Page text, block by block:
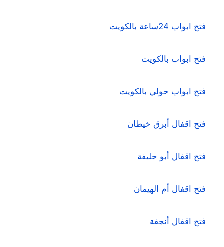
فتح ابواب 24ساعة بالكويت
فتح ابواب بالكويت
فتح ابواب حولي بالكويت
فتح اقفال أبرق خيطان
فتح اقفال أبو حليفة
فتح اقفال أم الهيمان
فتح اقفال أنجفة